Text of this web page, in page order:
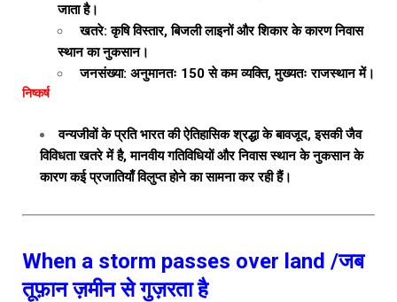
जाता है।
खतरे: कृषि विस्तार, बिजली लाइनों और शिकार के कारण निवास
स्थान का नुकसान।
जनसंख्या: अनुमानतः 150 से कम व्यक्ति, मुख्यतः राजस्थान में।
निष्कर्ष
वन्यजीवों के प्रति भारत की ऐतिहासिक श्रद्धा के बावजूद, इसकी जैव
विविधता खतरे में है, मानवीय गतिविधियों और निवास स्थान के नुकसान के
कारण कई प्रजातियाँ विलुप्त होने का सामना कर रही हैं।
When a storm passes over land /जब
तूफ़ान ज़मीन से गुज़रता है